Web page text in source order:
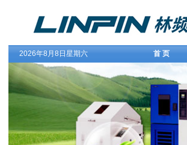
2026年8月8日星期六 首 页